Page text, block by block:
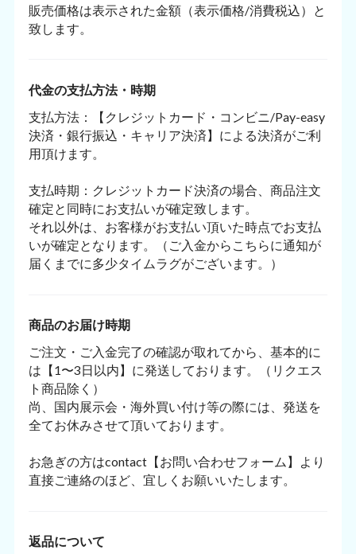
販売価格は表示された金額（表示価格/消費税込）と
致します。
代金の支払方法・時期
支払方法：【クレジットカード・コンビニ/Pay-easy
決済・銀行振込・キャリア決済】による決済がご利
用頂けます。
支払時期：クレジットカード決済の場合、商品注文
確定と同時にお支払いが確定致します。
それ以外は、お客様がお支払い頂いた時点でお支払
いが確定となります。（ご入金からこちらに通知が
届くまでに多少タイムラグがございます。）
商品のお届け時期
ご注文・ご入金完了の確認が取れてから、基本的に
は【1〜3日以内】に発送しております。（リクエス
ト商品除く）
尚、国内展示会・海外買い付け等の際には、発送を
全てお休みさせて頂いております。
お急ぎの方はcontact【お問い合わせフォーム】より
直接ご連絡のほど、宜しくお願いいたします。
返品について